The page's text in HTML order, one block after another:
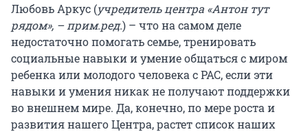
Любовь Аркус (учредитель центра «Антон тут
рядом», – прим.ред.) – что на самом деле
недостаточно помогать семье, тренировать
социальные навыки и умение общаться с миром
ребенка или молодого человека с РАС, если эти
навыки и умения никак не получают поддержки
во внешнем мире. Да, конечно, по мере роста и
развития нашего Центра, растет список наших